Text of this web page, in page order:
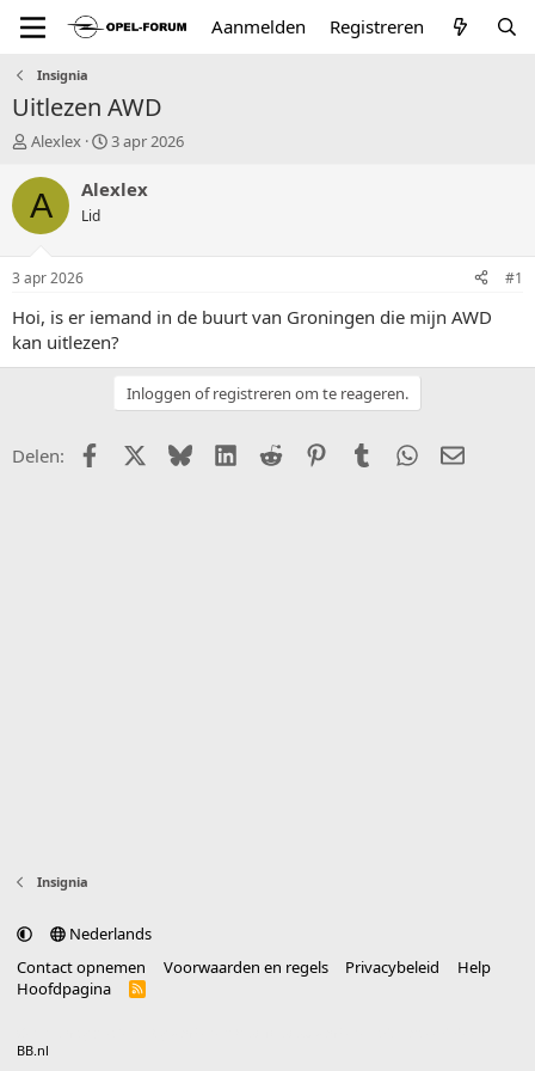
Aanmelden Registreren
Insignia
Uitlezen AWD
T
p
i
a
r
e
Alexlex
S
a
u
m
3 apr 2026
A Alexlex
Lid
3 apr 2026 #1
Hoi, is er iemand in de buurt van Groningen die mijn AWD
kan uitlezen?
Inloggen of registreren om te reageren.
Delen: FacebookX (Twitter)
BlueskyLinkedIn
Reddit PinterestTumblr WhatsApp
E-mail
Insignia
Nederlands
Contact opnemen
Voorwaarden en regels Privacybeleid
Help
Hoofdpagina
R
BB.nl